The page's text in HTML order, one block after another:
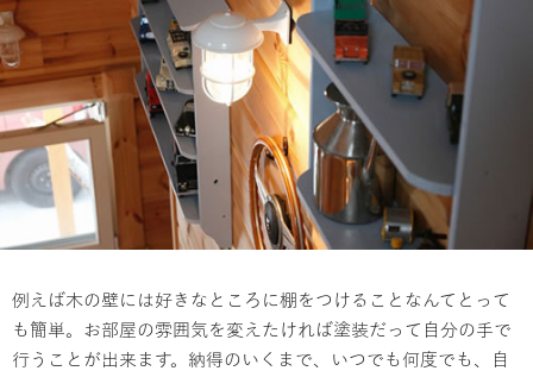
例えば木の壁には好きなところに棚をつけることなんてとって
も簡単。お部屋の雰囲気を変えたければ塗装だって自分の手で
行うことが出来ます。納得のいくまで、いつでも何度でも、自